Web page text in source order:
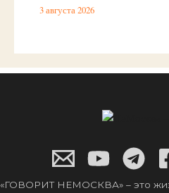
3 августа 2026
«ГОВОРИТ НЕМОСКВА» – это